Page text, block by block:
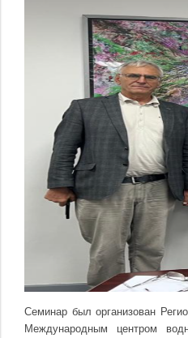
Семинар был организован
Международным центром